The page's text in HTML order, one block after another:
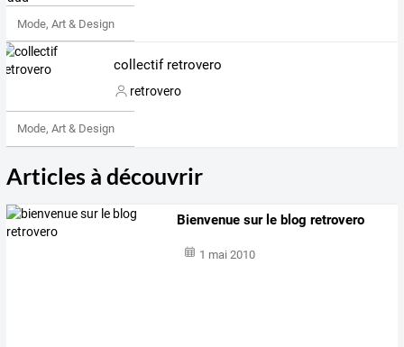
Mode, Art & Design
collectif retrovero
retrovero
Mode, Art & Design
Articles à découvrir
Bienvenue sur le blog retrovero
1 mai 2010